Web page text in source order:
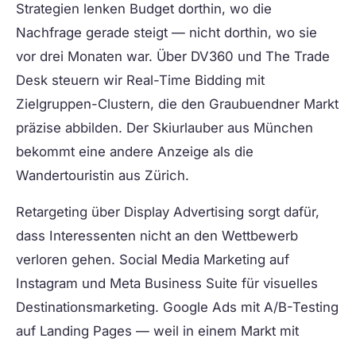
Strategien lenken Budget dorthin, wo die
Nachfrage gerade steigt — nicht dorthin, wo sie
vor drei Monaten war. Über DV360 und The Trade
Desk steuern wir Real-Time Bidding mit
Zielgruppen-Clustern, die den Graubuendner Markt
präzise abbilden. Der Skiurlauber aus München
bekommt eine andere Anzeige als die
Wandertouristin aus Zürich.
Retargeting über Display Advertising sorgt dafür,
dass Interessenten nicht an den Wettbewerb
verloren gehen. Social Media Marketing auf
Instagram und Meta Business Suite für visuelles
Destinationsmarketing. Google Ads mit A/B-Testing
auf Landing Pages — weil in einem Markt mit